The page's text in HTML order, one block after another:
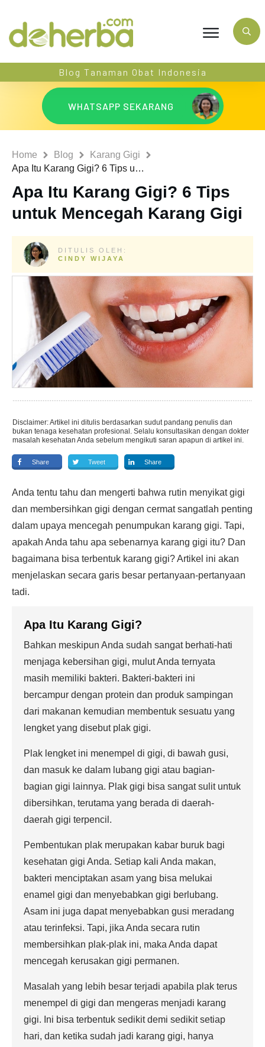
Blog Tanaman Obat Indonesia
WHATSAPP SEKARANG
Home Blog
Karang Gigi
Apa Itu Karang Gigi? 6 Tips untuk Mencegah Karang Gigi
Apa Itu Karang Gigi? 6 Tips
untuk Mencegah Karang Gigi
DITULIS OLEH:
CINDY WIJAYA
Disclaimer: Artikel ini ditulis berdasarkan sudut pandang penulis dan
bukan tenaga kesehatan profesional. Selalu konsultasikan dengan dokter
masalah kesehatan Anda sebelum mengikuti saran apapun di artikel ini.
Share Tweet Share
Anda tentu tahu dan mengerti bahwa rutin menyikat gigi
dan membersihkan gigi dengan cermat sangatlah penting
dalam upaya mencegah penumpukan karang gigi. Tapi,
apakah Anda tahu apa sebenarnya karang gigi itu? Dan
bagaimana bisa terbentuk karang gigi? Artikel ini akan
menjelaskan secara garis besar pertanyaan-pertanyaan
tadi.
Apa Itu Karang Gigi?
Bahkan meskipun Anda sudah sangat berhati-hati
menjaga kebersihan gigi, mulut Anda ternyata
masih memiliki bakteri. Bakteri-bakteri ini
bercampur dengan protein dan produk sampingan
dari makanan kemudian membentuk sesuatu yang
lengket yang disebut plak gigi.
Plak lengket ini menempel di gigi, di bawah gusi,
dan masuk ke dalam lubang gigi atau bagian-
bagian gigi lainnya. Plak gigi bisa sangat sulit untuk
dibersihkan, terutama yang berada di daerah-
daerah gigi terpencil.
Pembentukan plak merupakan kabar buruk bagi
kesehatan gigi Anda. Setiap kali Anda makan,
bakteri menciptakan asam yang bisa melukai
enamel gigi dan menyebabkan gigi berlubang.
Asam ini juga dapat menyebabkan gusi meradang
atau terinfeksi. Tapi, jika Anda secara rutin
membersihkan plak-plak ini, maka Anda dapat
mencegah kerusakan gigi permanen.
Masalah yang lebih besar terjadi apabila plak terus
menempel di gigi dan mengeras menjadi karang
gigi. Ini bisa terbentuk sedikit demi sedikit setiap
hari, dan ketika sudah jadi karang gigi, hanya